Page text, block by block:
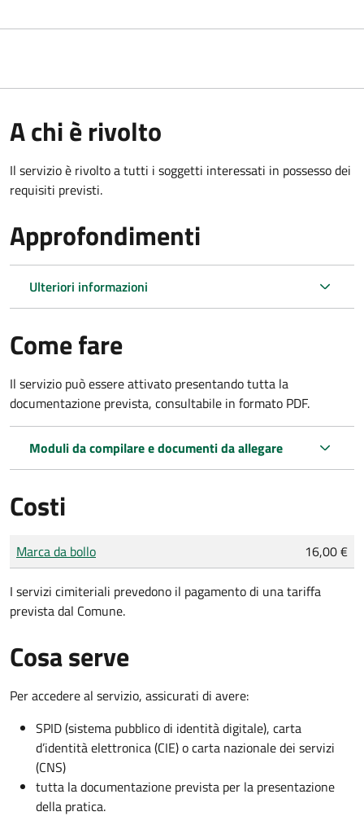
A chi è rivolto
Il servizio è rivolto a tutti i soggetti interessati in possesso dei
requisiti previsti.
Approfondimenti
Ulteriori informazioni
Come fare
Il servizio può essere attivato presentando tutta la
documentazione prevista, consultabile in formato PDF.
Moduli da compilare e documenti da allegare
Costi
Tipo di pagamento
Importo
Marca da bollo 16,00 €
I servizi cimiteriali prevedono il pagamento di una tariffa
prevista dal Comune.
Cosa serve
Per accedere al servizio, assicurati di avere:
SPID (sistema pubblico di identità digitale), carta
d’identità elettronica (CIE) o carta nazionale dei servizi
(CNS)
tutta la documentazione prevista per la presentazione
della pratica.